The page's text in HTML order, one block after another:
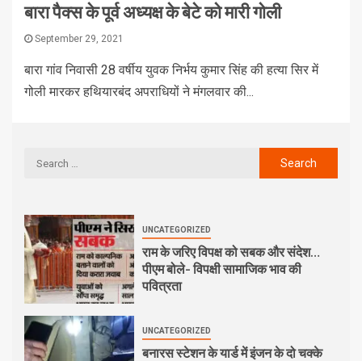
बारा पैक्स के पूर्व अध्यक्ष के बेटे को मारी गोली
September 29, 2021
बारा गांव निवासी 28 वर्षीय युवक निर्भय कुमार सिंह की हत्या सिर में
गोली मारकर हथियारबंद अपराधियों ने मंगलवार की...
UNCATEGORIZED
राम के जरिए विपक्ष को सबक और संदेश…
पीएम बोले- विपक्षी सामाजिक भाव की
पवित्रता
UNCATEGORIZED
बनारस स्टेशन के यार्ड में इंजन के दो चक्के